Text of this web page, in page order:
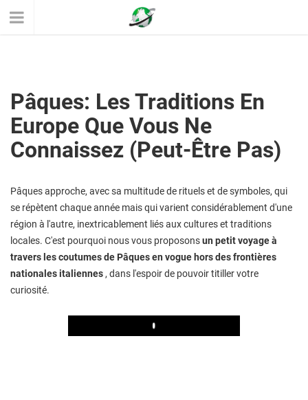
Pâques: Les Traditions En
Europe Que Vous Ne
Connaissez (peut-Être Pas)
Pâques approche, avec sa multitude de rituels et de symboles, qui
se répètent chaque année mais qui varient considérablement d'une
région à l'autre, inextricablement liés aux cultures et traditions
locales. C'est pourquoi nous vous proposonsun petit voyage à
travers les coutumes de Pâques en vogue hors des frontières
nationales italiennes , dans l'espoir de pouvoir titiller votre
curiosité.
Play